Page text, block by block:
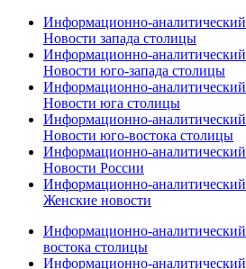
Информационно-
Новости запада столицы
Информационно-
Новости юго-запада столицы
Информационно-
Новости юга столицы
Информационно-
Новости юго-востока столицы
Информационно-
Новости России
Информационно-
Женские новости
Информационно-
востока столицы
Информационно-